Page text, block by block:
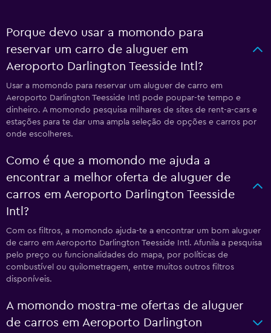
Porque devo usar a momondo para
reservar um carro de aluguer em
Aeroporto Darlington Teesside Intl?
Usar a momondo para reservar um aluguer de carro em
Aeroporto Darlington Teesside Intl pode poupar-te tempo e
dinheiro. A momondo pesquisa milhares de sites de rent-a-cars e
estações para te dar uma ampla seleção de opções e carros por
onde escolheres.
Como é que a momondo me ajuda a
encontrar a melhor oferta de aluguer de
carros em Aeroporto Darlington Teesside
Intl?
Com os filtros, a momondo ajuda-te a encontrar um bom aluguer
de carro em Aeroporto Darlington Teesside Intl. Afunila a pesquisa
pelo preço ou funcionalidades do mapa, por políticas de
combustível ou quilometragem, entre muitos outros filtros
disponíveis.
A momondo mostra-me ofertas de aluguer
de carros em Aeroporto Darlington